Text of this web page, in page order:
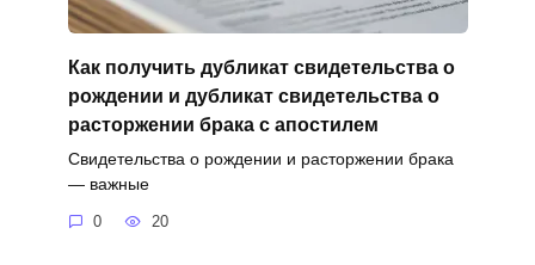
Как получить дубликат свидетельства о
рождении и дубликат свидетельства о
расторжении брака с апостилем
Свидетельства о рождении и расторжении брака
— важные
0 20